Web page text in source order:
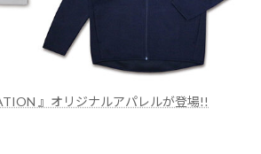
』オリジナルアパレルが登場!!